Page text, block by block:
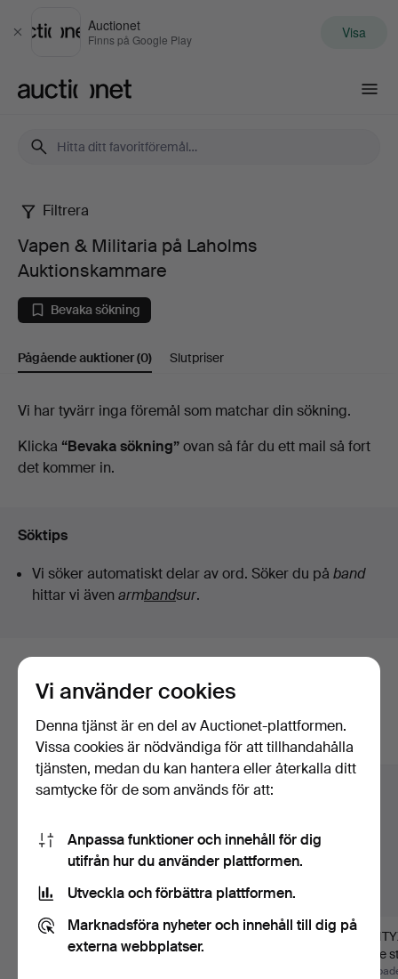
Stäng
Auctionet
Finns på Google Play Visa
Vapen
Militaria
på
Auktionskammare
Filtrera
Vapen & Militaria på Laholms
Auktionskammare
Bevaka sökning
Pågående auktioner(0) Slutpriser
Pågående
auktioner
Vi har tyvärr inga föremål som matchar din sökning.
Klicka “Bevaka sökning”ovan så får du ett mail så fort
det kommer in.
Söktips
Vi söker automatiskt delar av ord. Söker du på band
hittar vi även armbandsur.
Här är föremål från vårt arkiv som
matchar din sökning
Visa alla föremål
KRUTMÅTT, 8 st.
18/1900-tal.
m/1859 tillhörande
yngre
Vi använder cookies
Denna tjänst är en del av Auctionet-plattformen.
Vissa cookies är nödvändiga för att tillhandahålla
tjänsten, medan du kan hantera eller återkalla ditt
samtycke för de som används för att:
Anpassa funktioner och innehåll för dig
utifrån hur du använder plattformen.
Utveckla och förbättra plattformen.
Marknadsföra nyheter och innehåll till dig på
externa webbplatser.